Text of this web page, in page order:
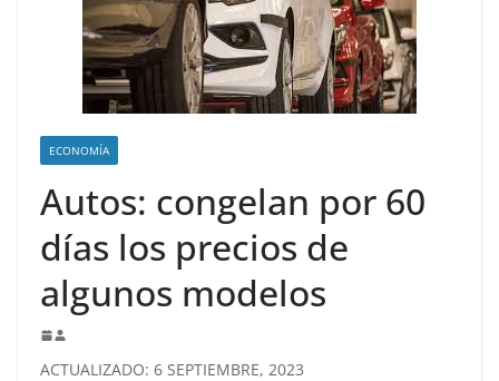
ECONOMÍA
Autos: congelan por 60
días los precios de
algunos modelos
ACTUALIZADO: 6 SEPTIEMBRE, 2023